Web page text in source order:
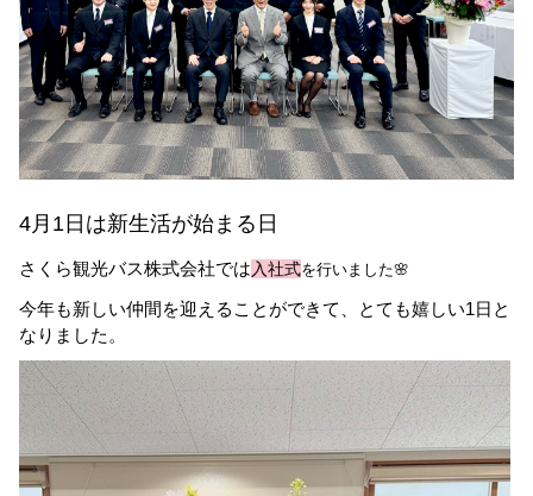
4月1日は新生活が始まる日
さくら観光バス株式会社では入社式を行いました🌸
今年も新しい仲間を迎えることができて、とても嬉しい1日と
なりました。